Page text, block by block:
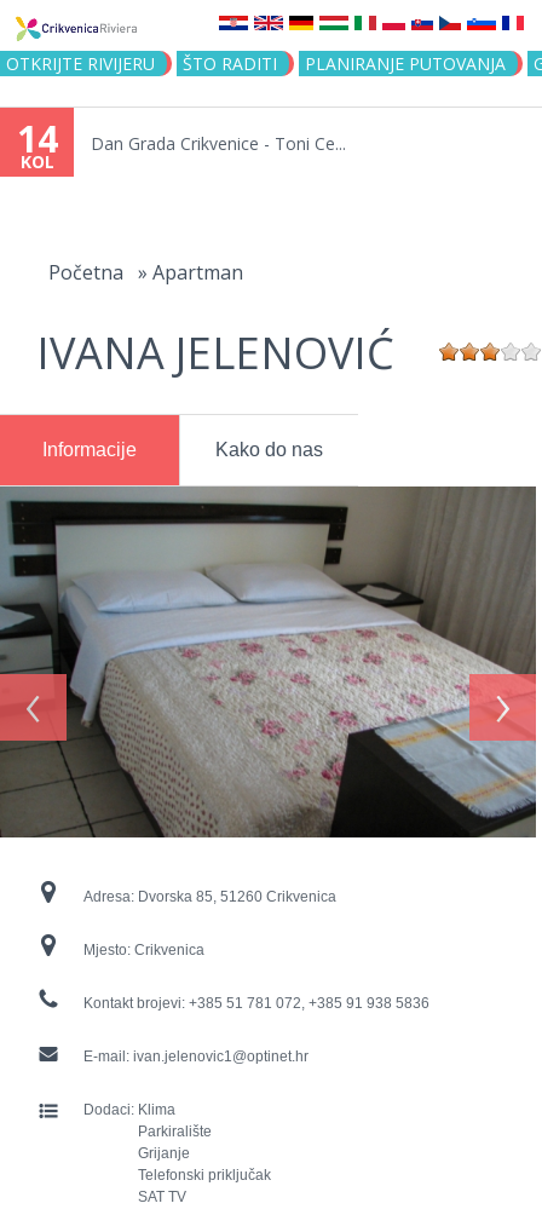
Jump to navigation
OTKRIJTE RIVIJERU ŠTO RADITI PLANIRANJE PUTOVANJA
14
KOL
Dan Grada Crikvenice - Toni Ce...
Početna » Apartman
IVANA JELENOVIĆ
Informacije Kako do nas
‹ ›
Adresa: Dvorska 85, 51260 Crikvenica
Mjesto: Crikvenica
Kontakt brojevi: +385 51 781 072, +385 91 938 5836
E-mail: ivan.jelenovic1@optinet.hr
Dodaci: Klima
Parkiralište
Grijanje
Telefonski priključak
SAT TV